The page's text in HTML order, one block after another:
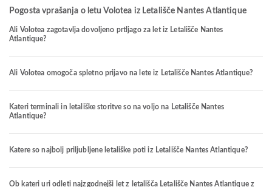
Pogosta vprašanja o letu Volotea iz Letališče Nantes Atlantique
Ali Volotea zagotavlja dovoljeno prtljago za let iz Letališče Nantes
Atlantique?
Ali Volotea omogoča spletno prijavo na lete iz Letališče Nantes Atlantique?
Kateri terminali in letališke storitve so na voljo na Letališče Nantes
Atlantique?
Katere so najbolj priljubljene letališke poti iz Letališče Nantes Atlantique?
Ob kateri uri odleti najzgodnejši let z letališča Letališče Nantes Atlantique z